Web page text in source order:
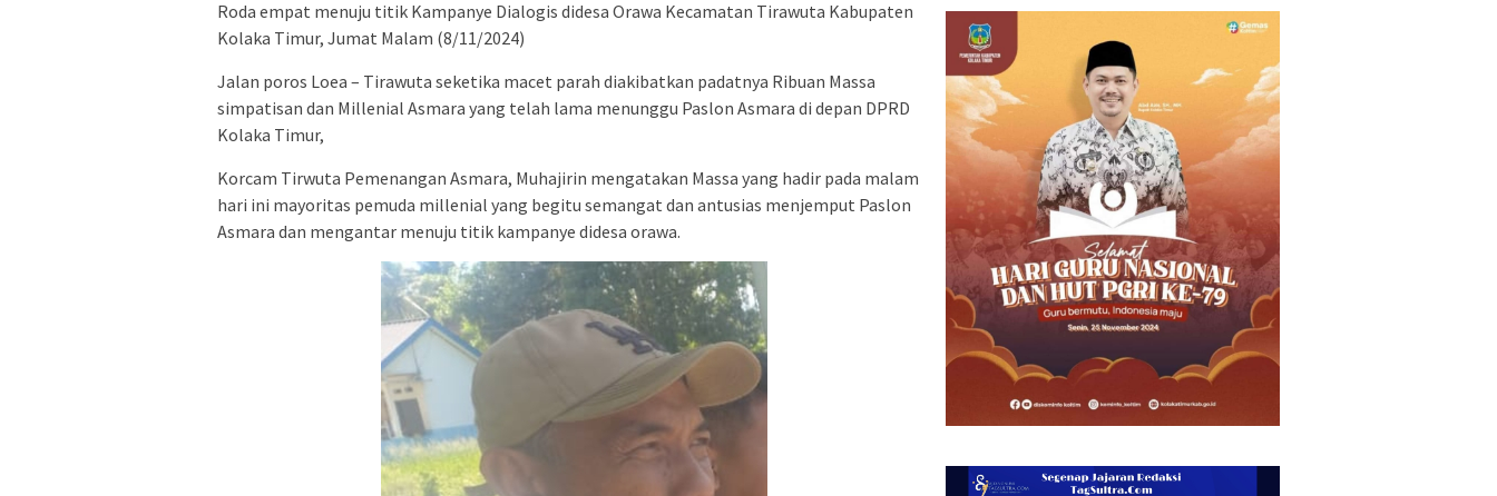
Roda empat menuju titik Kampanye Dialogis didesa Orawa Kecamatan Tirawuta Kabupaten
Kolaka Timur, Jumat Malam (8/11/2024)
Jalan poros Loea – Tirawuta seketika macet parah diakibatkan padatnya Ribuan Massa
simpatisan dan Millenial Asmara yang telah lama menunggu Paslon Asmara di depan DPRD
Kolaka Timur,
Korcam Tirwuta Pemenangan Asmara, Muhajirin mengatakan Massa yang hadir pada malam
hari ini mayoritas pemuda millenial yang begitu semangat dan antusias menjemput Paslon
Asmara dan mengantar menuju titik kampanye didesa orawa.